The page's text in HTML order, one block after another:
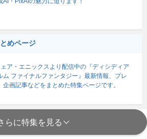
めページ
ア・エニックスより配信中の『ディシディア
ム ファイナルファンタジー』最新情報、プレ
企画記事などをまとめた特集ページです。
らに特集を見る